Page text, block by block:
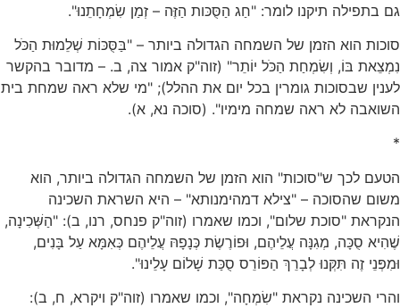
גם בתפילה תיקנו לומר: "חַג הַסֻּכּות הַזֶּה – זְמַן שִׂמְחָתֵנוּ".
סוכות הוא הזמן של השמחה הגדולה ביותר – "בַּסֻּכּוֹת שְׁלֵמוּת הַכֹּל
נִמְצֵאת בּוֹ, וְשִׂמְחַת הַכֹּל יוֹתֵר" (זוה"ק אמור צה, ב. – מדובר בהקשר
לענין שבסוכות גומרין בכל יום את ההלל); "מי שלא ראה שמחת בית
השואבה לא ראה שמחה מימיו". (סוכה נא, א).
*
הטעם לכך ש"סוכות" הוא הזמן של השמחה הגדולה ביותר, הוא
משום שהסוכה – "צילא דמהימנותא" – היא השראת השכינה
הנקראת "סוכת שלום", וכמו שאמרו (זוה"ק פנחס, רנו, ב): "הַשְּׁכִינָה,
שֶׁהִיא סֻכָּה, מְגִנָּה עֲלֵיהֶם, וּפוֹרֶשֶׂת כְּנָפָהּ עֲלֵיהֶם כְּאִמָּא עַל בָּנִים,
וּמִפְּנֵי זֶה תִּקְּנוּ לְבָרֵךְ הַפּוֹרֵס סֻכַּת שָׁלוֹם עָלֵינוּ".
והרי השכינה נקראת "שִׂמְחָה", וכמו שאמרו (זוה"ק ויקרא, ח, ב):